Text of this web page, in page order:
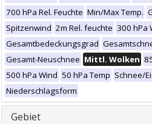
700 hPa Rel. Feuchte Min/Max Temp.
Spitzenwind 2m Rel. feuchte 300 hPa
Gesamtbedeckungsgrad
Gesamt-Neuschnee Mittl. Wolken
500 hPa Wind 50 hPa Temp Schnee/
Niederschlagsform
Gebiet